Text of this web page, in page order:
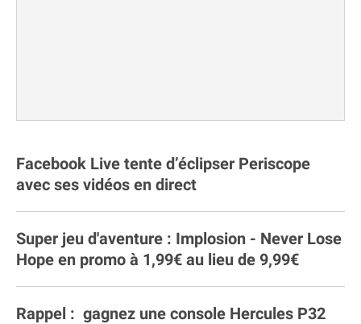
Facebook Live tente d’éclipser Periscope
avec ses vidéos en direct
Super jeu d'aventure : Implosion - Never Lose
Hope en promo à 1,99€ au lieu de 9,99€
Rappel : gagnez une console Hercules P32